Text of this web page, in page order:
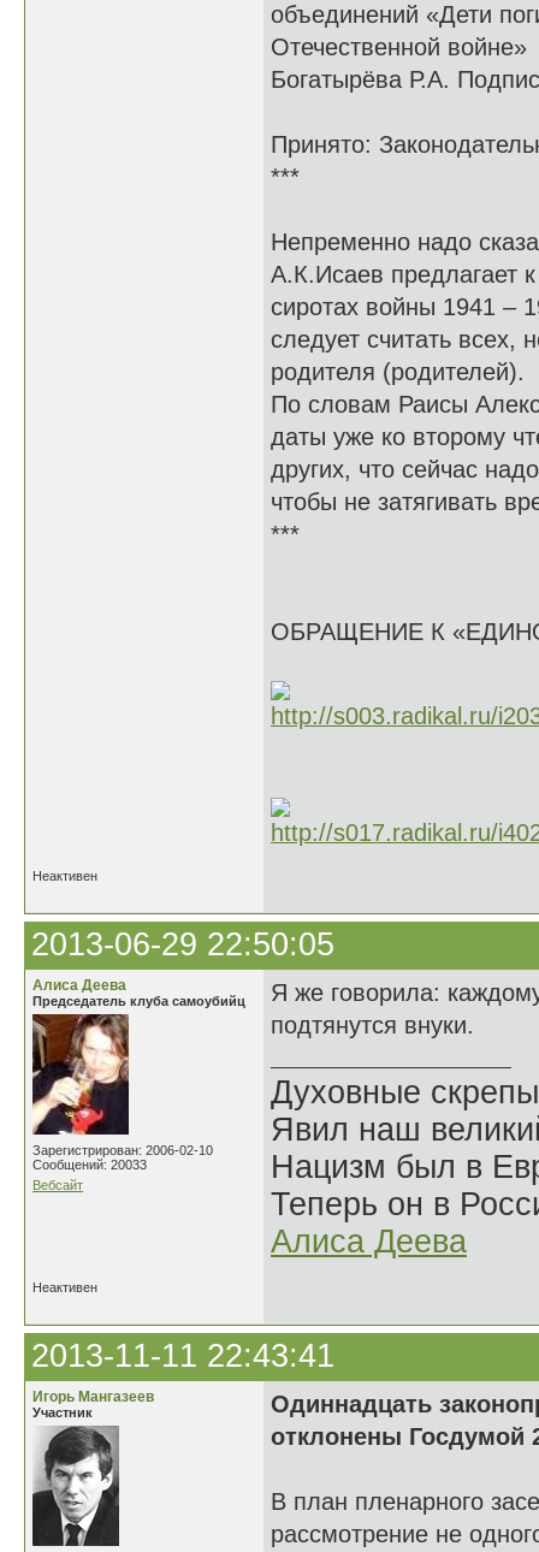
объединений «Дети
Отечественной войне»
Богатырёва Р.А.
Принято:
***
Непременно надо
А.К.Исаев предлагает
сиротах войны 1941 –
следует считать всех,
родителя (родителей).
По словам Раисы
даты уже ко второму
других, что сейчас
чтобы не затягивать
***
ОБРАЩЕНИЕ К
Неактивен
2013-06-29 22:50:05
Алиса Деева
Председатель клуба самоубийц
Зарегистрирован: 2006-02-10
Сообщений: 20033
Вебсайт
Я же говорила:
подтянутся внуки.
Духовные
Явил наш
Нацизм был в
Теперь он в
Алиса Деева
Неактивен
2013-11-11 22:43:41
Игорь Мангазеев
Участник
Одиннадцать
отклонены Госдумой
В план пленарного
рассмотрение не